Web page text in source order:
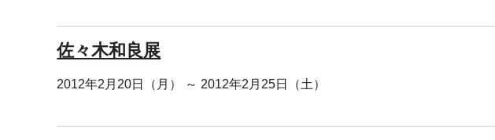
佐々木和良展
2012年2月20日（月） ～ 2012年2月25日（土）